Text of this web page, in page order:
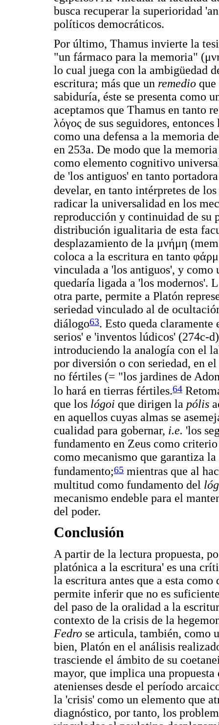
busca recuperar la superioridad
políticos democráticos.
Por último, Thamus invierte la
"un fármaco para la memoria" (
lo cual juega con la ambigüedad
escritura; más que un remedio
sabiduría, éste se presenta como
aceptamos que Thamus en tanto
λόγος de sus seguidores,
como una defensa a la memoria
en 253a. De modo que la
como elemento cognitivo
de 'los antiguos' en tanto
develar, en tanto intérpretes de los
radicar la universalidad en los
reproducción y continuidad de su
distribución igualitaria de esta
desplazamiento de la μνήμη
coloca a la escritura en tanto
vinculada a 'los antiguos', y como
quedaría ligada a 'los modernos'.
otra parte, permite a Platón
seriedad vinculado al de
diálogo63. Esto queda
serios' e 'inventos lúdicos' (274c-
introduciendo la analogía con el
por diversión o con seriedad, en
no fértiles (= "los jardines de
lo hará en tierras fértiles.64
que los lógoi que dirigen la pólis
en aquellos cuyas almas se
cualidad para gobernar, i.e. 'los
fundamento en Zeus como
como mecanismo que garantiza
fundamento;65 mientras que al
multitud como fundamento del
mecanismo endeble para el
del poder.
Conclusión
A partir de la lectura propuesta,
platónica a la escritura' es una
la escritura antes que a esta
permite inferir que no es
del paso de la oralidad a la
contexto de la crisis de la
Fedro se articula, también, como
bien, Platón en el análisis
trasciende el ámbito de su
mayor, que implica una
atenienses desde el período
la 'crisis' como un elemento que
diagnóstico, por tanto, los